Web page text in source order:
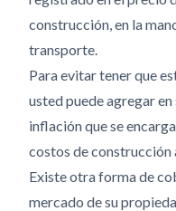
construcción, en la
transporte.
Para evitar tener que
usted puede agregar
inflación que se
costos de construcción
Existe otra forma de
mercado de su